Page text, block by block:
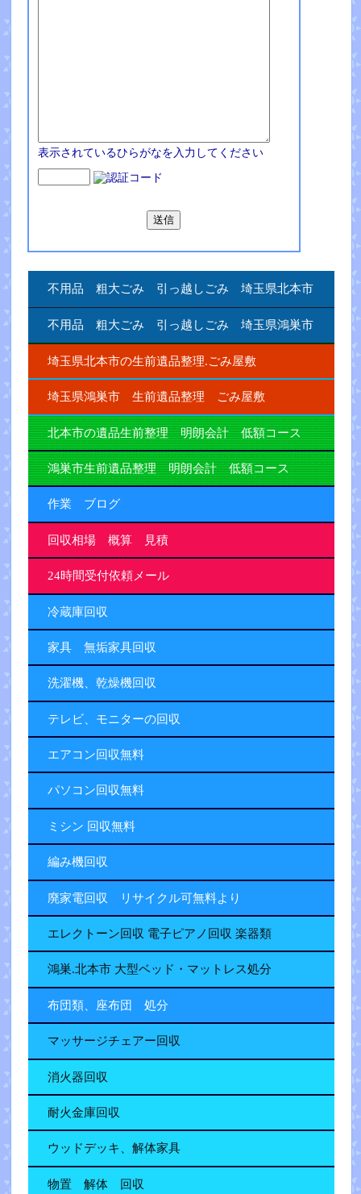
表示されているひらがなを入力してください
不用品 粗大ごみ 引っ越しごみ 埼玉県北本市
不用品 粗大ごみ 引っ越しごみ 埼玉県鴻巣市
埼玉県北本市の生前遺品整理.ごみ屋敷
埼玉県鴻巣市 生前遺品整理 ごみ屋敷
北本市の遺品生前整理 明朗会計 低額コース
鴻巣市生前遺品整理 明朗会計 低額コース
作業 ブログ
回収相場 概算 見積
24時間受付依頼メール
冷蔵庫回収
家具 無垢家具回収
洗濯機、乾燥機回収
テレビ、モニターの回収
エアコン回収無料
パソコン回収無料
ミシン 回収無料
編み機回収
廃家電回収 リサイクル可無料より
エレクトーン回収 電子ピアノ回収 楽器類
鴻巣.北本市 大型ベッド・マットレス処分
布団類、座布団 処分
マッサージチェアー回収
消火器回収
耐火金庫回収
ウッドデッキ、解体家具
物置 解体 回収